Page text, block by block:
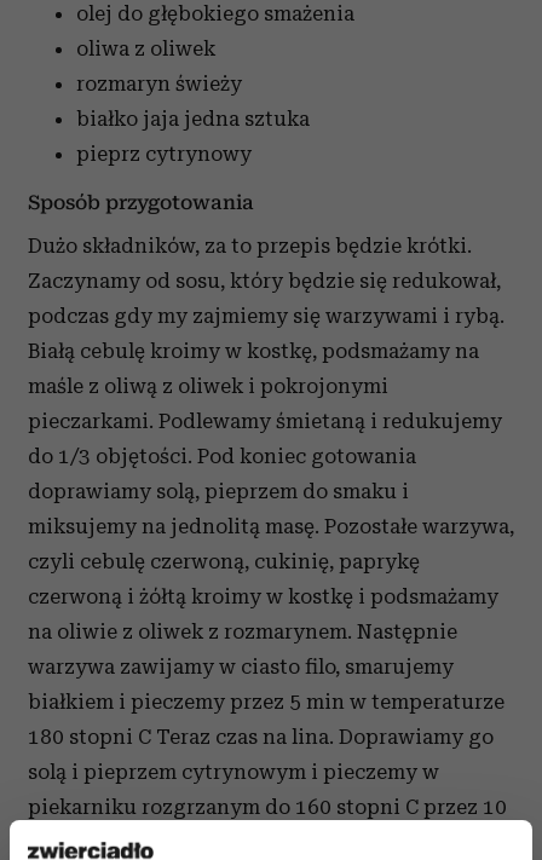
olej do głębokiego smażenia
oliwa z oliwek
rozmaryn świeży
białko jaja jedna sztuka
pieprz cytrynowy
Sposób przygotowania
Dużo składników, za to przepis będzie krótki.
Zaczynamy od sosu, który będzie się redukował,
podczas gdy my zajmiemy się warzywami i rybą.
Białą cebulę kroimy w kostkę, podsmażamy na
maśle z oliwą z oliwek i pokrojonymi
pieczarkami. Podlewamy śmietaną i redukujemy
do 1/3 objętości. Pod koniec gotowania
doprawiamy solą, pieprzem do smaku i
miksujemy na jednolitą masę. Pozostałe warzywa,
czyli cebulę czerwoną, cukinię, paprykę
czerwoną i żółtą kroimy w kostkę i podsmażamy
na oliwie z oliwek z rozmarynem. Następnie
warzywa zawijamy w ciasto filo, smarujemy
białkiem i pieczemy przez 5 min w temperaturze
180 stopni C Teraz czas na lina. Doprawiamy go
solą i pieprzem cytrynowym i pieczemy w
piekarniku rozgrzanym do 160 stopni C przez 10
min.Gotowego lina podajemy z warzywami i